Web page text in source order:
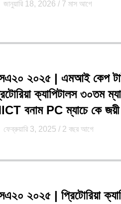
জানুয়ারি 18, 2026 / 7 মাস আগে
২০২৫ | এমআই কেপ
ক্যাপিটালস ৩০তম
বনাম PC ম্যাচে কে
ফেব্রুয়ারি 3, 2025 / 2 বছর আগে
২০২৫ | প্রিটোরিয়া